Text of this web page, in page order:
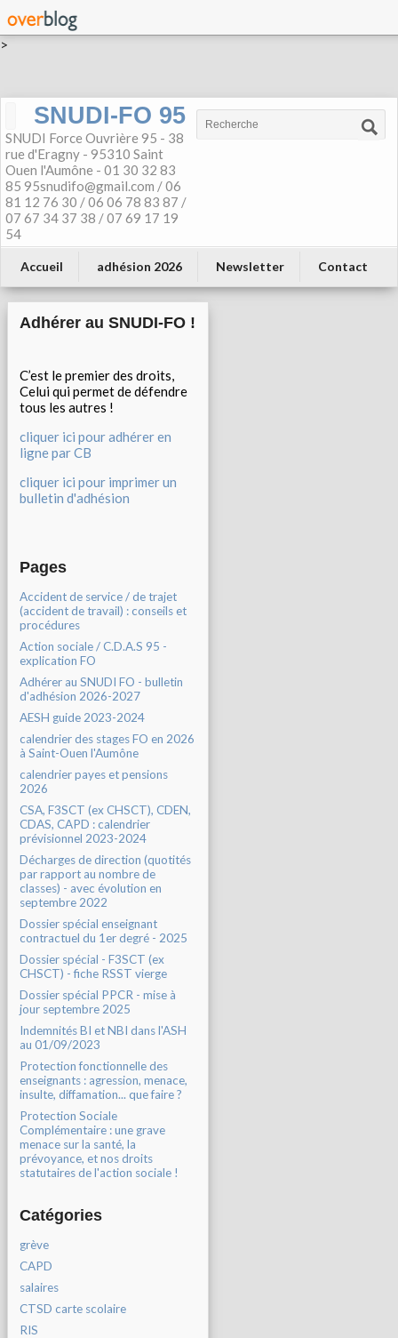
>
SNUDI-FO 95
SNUDI Force Ouvrière 95 - 38
rue d'Eragny - 95310 Saint
Ouen l'Aumône - 01 30 32 83
85 95snudifo@gmail.com / 06
81 12 76 30 / 06 06 78 83 87 /
07 67 34 37 38 / 07 69 17 19
54
Accueil adhésion 2026 Newsletter Contact
Adhérer au SNUDI-FO !
C’est le premier des droits,
Celui qui permet de défendre
tous les autres !
cliquer ici pour adhérer en
ligne par CB
cliquer ici pour imprimer un
bulletin d'adhésion
Pages
Accident de service / de trajet
(accident de travail) : conseils et
procédures
Action sociale / C.D.A.S 95 -
explication FO
Adhérer au SNUDI FO - bulletin
d'adhésion 2026-2027
AESH guide 2023-2024
calendrier des stages FO en 2026
à Saint-Ouen l'Aumône
calendrier payes et pensions
2026
CSA, F3SCT (ex CHSCT), CDEN,
CDAS, CAPD : calendrier
prévisionnel 2023-2024
Décharges de direction (quotités
par rapport au nombre de
classes) - avec évolution en
septembre 2022
Dossier spécial enseignant
contractuel du 1er degré - 2025
Dossier spécial - F3SCT (ex
CHSCT) - fiche RSST vierge
Dossier spécial PPCR - mise à
jour septembre 2025
Indemnités BI et NBI dans l'ASH
au 01/09/2023
Protection fonctionnelle des
enseignants : agression, menace,
insulte, diffamation... que faire ?
Protection Sociale
Complémentaire : une grave
menace sur la santé, la
prévoyance, et nos droits
statutaires de l'action sociale !
Catégories
grève
CAPD
salaires
CTSD carte scolaire
RIS